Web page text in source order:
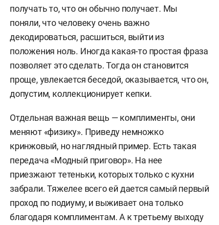
получать то, что он обычно получает. Мы
поняли, что человеку очень важно
декодироваться, расшиться, выйти из
положения ноль. Иногда какая-то простая фраза
позволяет это сделать. Тогда он становится
проще, увлекается беседой, оказывается, что он,
допустим, коллекционирует кепки.
Отдельная важная вещь — комплименты, они
меняют «физику». Приведу немножко
кринжовый, но наглядный пример. Есть такая
передача «Модный приговор». На нее
приезжают тетеньки, которых только с кухни
забрали. Тяжелее всего ей дается самый первый
проход по подиуму, и выживает она только
благодаря комплиментам. А к третьему выходу